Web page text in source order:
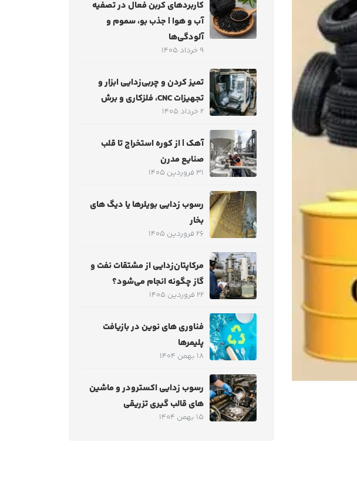
کاربردهای کربن فعال در تصفیه
آب و هوا | جذب بو، سموم و
آلودگی‌ها
9 خرداد 1405
تمیز کردن و چربی‌زدایی ابزار و
تجهیزات CNC، فلزکاری و برش
2 خرداد 1405
آهک | از کوره استخراج تا قلب
صنایع مدرن
31 فروردین 1405
رسوب زدایی بویلرها یا دیگ های
بخار
26 فروردین 1405
مرکاپتان‌زدایی از مشتقات نفت و
گاز چگونه انجام می‌شود؟
22 فروردین 1405
فناوری های نوین در بازیافت
پلیمرها
18 بهمن 1404
رسوب زدایی اکسترودر و ماشین
های قالب گیری تزریقی
15 بهمن 1404